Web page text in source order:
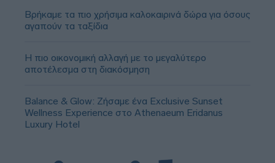
Βρήκαμε τα πιο χρήσιμα καλοκαιρινά δώρα για όσους
αγαπούν τα ταξίδια
Η πιο οικονομική αλλαγή με το μεγαλύτερο
αποτέλεσμα στη διακόσμηση
Balance & Glow: Ζήσαμε ένα Exclusive Sunset
Wellness Experience στο Athenaeum Eridanus
Luxury Hotel